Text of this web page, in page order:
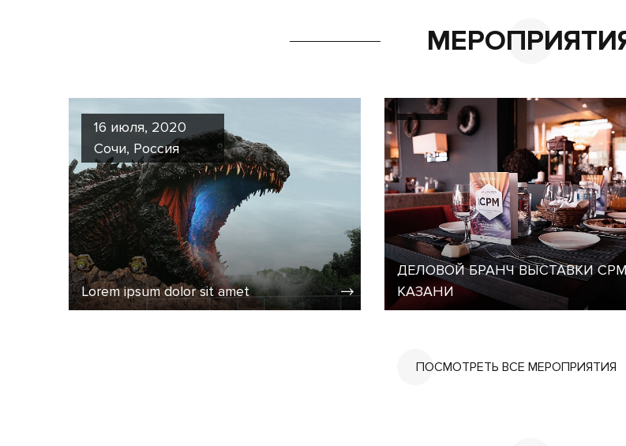
16 июля, 2020
Сочи, Россия
Lorem ipsum dolor sit amet
ДЕЛОВОЙ БРАНЧ ВЫСТАВКИ
КАЗАНИ
ПОСМОТРЕТЬ ВСЕ МЕРОПРИЯТИЯ